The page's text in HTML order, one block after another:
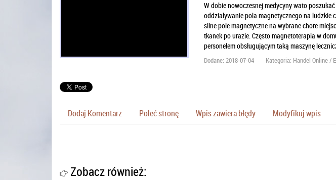
W dobie nowoczesnej medycyny wato
oddziaływanie pola magnetycznego na ludzkie
silne pole magnetyczne na wybrane chore
tkanek po urazie. Często magnetoterapia w
personelem obsługującym taką maszynę
Dodane: 2018-07-04 Kategoria: Handel Online /
Dodaj Komentarz Poleć stronę Wpis zawiera błędy Modyfikuj wpis
Zobacz również: